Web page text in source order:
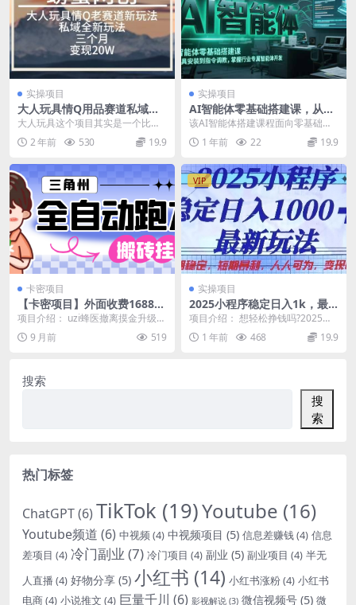
实操项目
大人玩具情Q用品赛道私域全
新玩法，三个月变现20W，老
大人玩具这个项目其实是一个比较
老的项目了，玩的就是流量，做这
个东西也不是什么偏门...
2 年前 530 19.9
实操项目
AI智能体零基础搭建课，从工
具安装到指令调教，掌握行业
该AI智能体搭建课程面向零基础学
员，系统教授行业专属智能体的创
建与应用。课程包含...
1 年前 22 19.9
卡密项目
【卡密项目】外面收费1688的
最新三角洲S7全自动跑刀打金
挂机项目，号称单窗口稳定30
+【挂机脚本+使用教程】
项目介绍： uzi蜂医撤离摸金升级脚
本，三角洲行动市面上最顶级的脚
本，ai跑刀，...
9 月前 519
VIP
实操项目
2025小程序稳定日入1k，最
新玩法项目长期稳定，短期是
利，人人可为，变现快且可观
项目介绍： 想轻松挣钱吗?2025
年，超简单小程序项目独家最新玩
法，小白也能轻松...
1 年前 468 19.9
搜索
搜
索
热门标签
ChatGPT(6) TikTok (19)Youtube (16)
Youtube频道 (6) 中视频(4) 中视频项目 (5) 信息差赚钱(4) 信息
差项目 (4) 冷门副业 (7) 冷门项目 (4) 副业 (5) 副业项目 (4) 半无
人直播 (4) 好物分享 (5) 小红书 (14) 小红书涨粉(4) 小红书
电商(4) 小说推文 (4) 巨量千川 (6) 影视解说 (3) 微信视频号 (5) 微